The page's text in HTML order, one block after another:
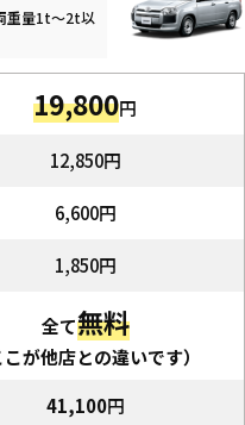
重量1t～2t以
19,800円
12,850円
6,600円
1,850円
全て無料
こが他店との違いです）
41,100円